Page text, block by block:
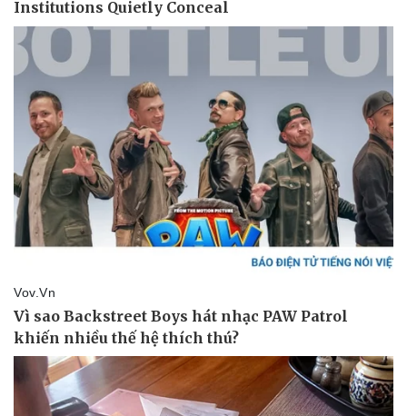
Sức khỏe
Dinh dưỡng - món ngon
Cây thuốc
Sản phụ khoa
Đời sống
Nhà đẹp
Tình yêu - Gia đình